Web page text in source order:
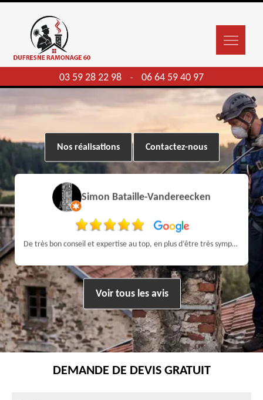
03 59 28 22 98 - 06 64 59 40 97
Nos réalisations Contactez-nous
Simon Bataille-Vandereecken
De très bon conseil et expertise au top, en plus d’être très sympathique, je recommande! Nous avons été bien aidés et renseignés sur quoi faire de notre insert et son entretien futur, merci :)
Voir tous les avis
DEMANDE DE DEVIS GRATUIT